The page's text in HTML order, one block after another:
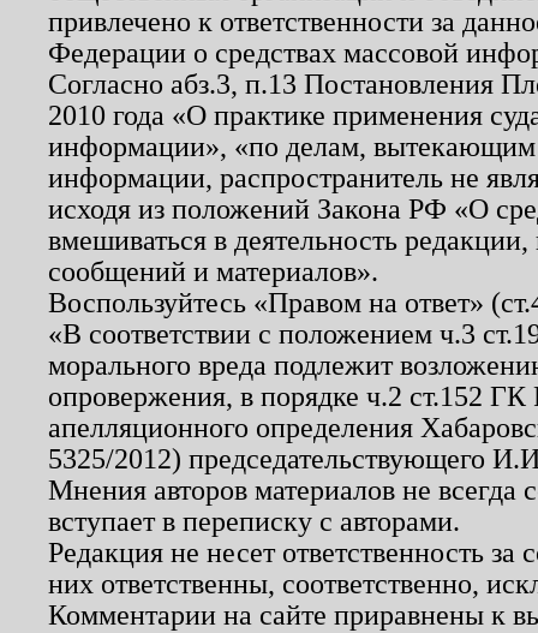
привлечено к ответственности за
Федерации о средствах массовой
Согласно абз.3, п.13 Постановления
2010 года «О практике применения
информации», «по делам, вытекающим
информации, распространитель не
исходя из положений Закона РФ «О
вмешиваться в деятельность
сообщений и материалов».
Воспользуйтесь «Правом на ответ»
«В соответствии с положением ч.3
морального вреда подлежит
опровержения, в порядке ч.2 ст.152
апелляционного определения
5325/2012) председательствующего
Мнения авторов материалов не
вступает в переписку с авторами.
Редакция не несет ответственность
них ответственны, соответственно,
Комментарии на сайте приравнены к